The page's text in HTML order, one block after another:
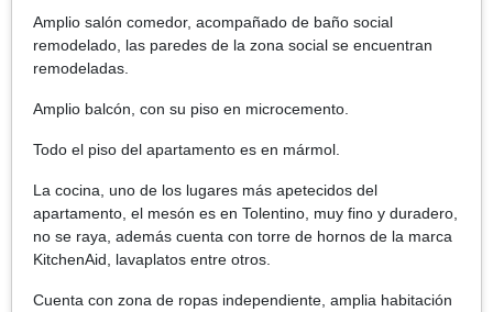
Amplio salón comedor, acompañado de baño social
remodelado, las paredes de la zona social se encuentran
remodeladas.
Amplio balcón, con su piso en microcemento.
Todo el piso del apartamento es en mármol.
La cocina, uno de los lugares más apetecidos del
apartamento, el mesón es en Tolentino, muy fino y duradero,
no se raya, además cuenta con torre de hornos de la marca
KitchenAid, lavaplatos entre otros.
Cuenta con zona de ropas independiente, amplia habitación